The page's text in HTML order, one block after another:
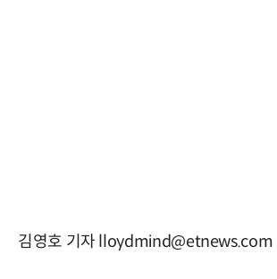
김영호 기자 lloydmind@etnews.com